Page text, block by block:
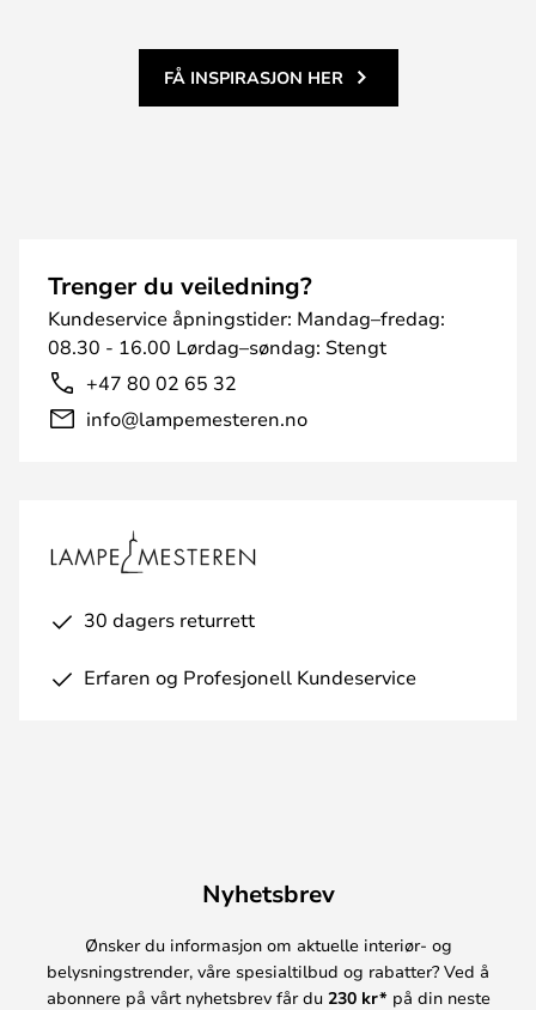
FÅ INSPIRASJON HER
Trenger du veiledning?
Kundeservice åpningstider: Mandag–fredag:
08.30 - 16.00 Lørdag–søndag: Stengt
+47 80 02 65 32
info@lampemesteren.no
30 dagers returrett
Erfaren og Profesjonell Kundeservice
Nyhetsbrev
Ønsker du informasjon om aktuelle interiør- og
belysningstrender, våre spesialtilbud og rabatter? Ved å
abonnere på vårt nyhetsbrev får du 230 kr* på din neste